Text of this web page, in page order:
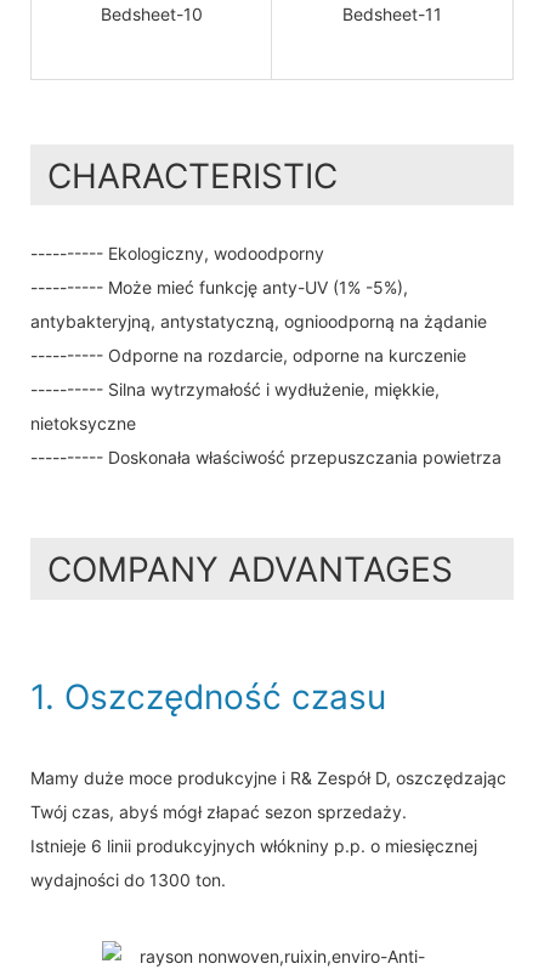
CHARACTERISTIC
---------- Ekologiczny, wodoodporny
---------- Może mieć funkcję anty-UV (1% -5%),
antybakteryjną, antystatyczną, ognioodporną na żądanie
---------- Odporne na rozdarcie, odporne na kurczenie
---------- Silna wytrzymałość i wydłużenie, miękkie,
nietoksyczne
---------- Doskonała właściwość przepuszczania powietrza
COMPANY ADVANTAGES
1. Oszczędność czasu
Mamy duże moce produkcyjne i R& Zespół D, oszczędzając
Twój czas, abyś mógł złapać sezon sprzedaży.
Istnieje 6 linii produkcyjnych włókniny p.p. o miesięcznej
wydajności do 1300 ton.